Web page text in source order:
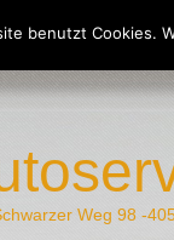
Weg 98 -
benutzt Cookies.